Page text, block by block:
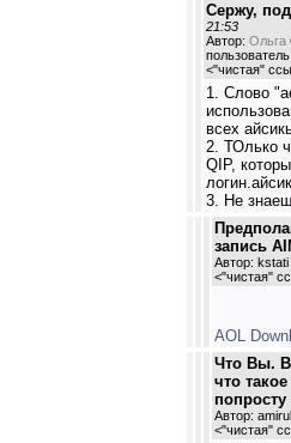
Сержу,
21:53
Автор: Ольга
пользователь
<"чистая"
1. Слово
всех
2. ТОлько
QIP,
3. Не
запись
Автор:
<"чистая"
AOL
Что Вы.
что
Автор:
<"чистая"